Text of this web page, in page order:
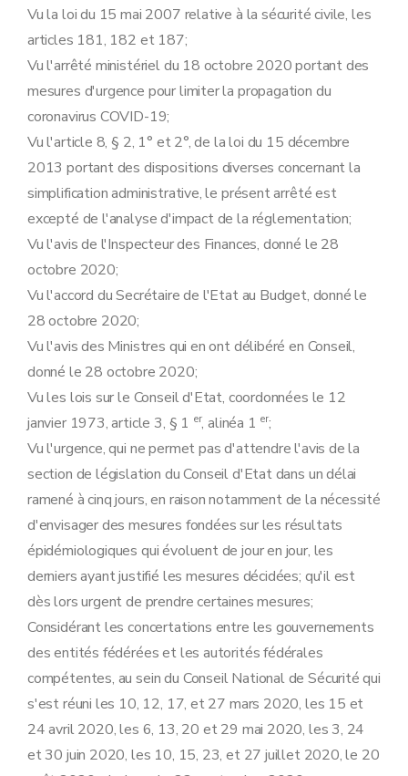
Chapitre 6 Transports publics
Art. 19
Art. 19bis
Chapitre 7 Enseignement
Art. 20
Chapitre 8 Frontières
Art. 21
Art. 22
Chapitre 9
Responsabilités individuelles
Art. 23
Art. 24
Art. 25
Chapitre 10 Sanctions
Art. 26
Chapitre 11
Art. 27
Art. 28
Art. 29
Art.
Art. 30
Art. 31
Annexe
Annexe
Vu la loi du 15 mai 2007 relative à la sécurité civile, les
articles 181, 182 et 187;
Vu l'arrêté ministériel du 18 octobre 2020 portant des
mesures d'urgence pour limiter la propagation du
coronavirus COVID-19;
Vu l'article 8, § 2, 1° et 2°, de la loi du 15 décembre
2013 portant des dispositions diverses concernant la
simplification administrative, le présent arrêté est
excepté de l'analyse d'impact de la réglementation;
Vu l'avis de l'Inspecteur des Finances, donné le 28
octobre 2020;
Vu l'accord du Secrétaire de l'Etat au Budget, donné le
28 octobre 2020;
Vu l'avis des Ministres qui en ont délibéré en Conseil,
donné le 28 octobre 2020;
Vu les lois sur le Conseil d'Etat, coordonnées le 12
janvier 1973, article 3, § 1 er, alinéa 1 er;
Vu l'urgence, qui ne permet pas d'attendre l'avis de la
section de législation du Conseil d'Etat dans un délai
ramené à cinq jours, en raison notamment de la nécessité
d'envisager des mesures fondées sur les résultats
épidémiologiques qui évoluent de jour en jour, les
derniers ayant justifié les mesures décidées; qu'il est
dès lors urgent de prendre certaines mesures;
Considérant les concertations entre les gouvernements
des entités fédérées et les autorités fédérales
compétentes, au sein du Conseil National de Sécurité qui
s'est réuni les 10, 12, 17, et 27 mars 2020, les 15 et
24 avril 2020, les 6, 13, 20 et 29 mai 2020, les 3, 24
et 30 juin 2020, les 10, 15, 23, et 27 juillet 2020, le 20